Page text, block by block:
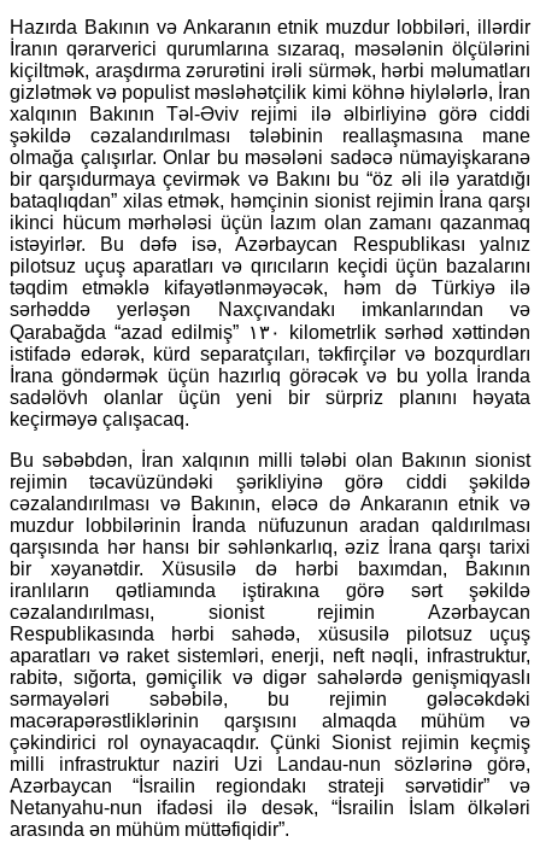
Hazırda Bakının və Ankaranın etnik muzdur lobbiləri, illərdir
İranın qərarverici qurumlarına sızaraq, məsələnin ölçülərini
kiçiltmək, araşdırma zərurətini irəli sürmək, hərbi məlumatları
gizlətmək və populist məsləhətçilik kimi köhnə hiylələrlə, İran
xalqının Bakının Təl-Əviv rejimi ilə əlbirliyinə görə ciddi
şəkildə cəzalandırılması tələbinin reallaşmasına mane
olmağa çalışırlar. Onlar bu məsələni sadəcə nümayişkaranə
bir qarşıdurmaya çevirmək və Bakını bu “öz əli ilə yaratdığı
bataqlıqdan” xilas etmək, həmçinin sionist rejimin İrana qarşı
ikinci hücum mərhələsi üçün lazım olan zamanı qazanmaq
istəyirlər. Bu dəfə isə, Azərbaycan Respublikası yalnız
pilotsuz uçuş aparatları və qırıcıların keçidi üçün bazalarını
təqdim etməklə kifayətlənməyəcək, həm də Türkiyə ilə
sərhəddə yerləşən Naxçıvandakı imkanlarından və
Qarabağda “azad edilmiş” ۱۳۰ kilometrlik sərhəd xəttindən
istifadə edərək, kürd separatçıları, təkfirçilər və bozqurdları
İrana göndərmək üçün hazırlıq görəcək və bu yolla İranda
sadəlövh olanlar üçün yeni bir sürpriz planını həyata
keçirməyə çalışacaq.
Bu səbəbdən, İran xalqının milli tələbi olan Bakının sionist
rejimin təcavüzündəki şərikliyinə görə ciddi şəkildə
cəzalandırılması və Bakının, eləcə də Ankaranın etnik və
muzdur lobbilərinin İranda nüfuzunun aradan qaldırılması
qarşısında hər hansı bir səhlənkarlıq, əziz İrana qarşı tarixi
bir xəyanətdir. Xüsusilə də hərbi baxımdan, Bakının
iranlıların qətliamında iştirakına görə sərt şəkildə
cəzalandırılması, sionist rejimin Azərbaycan
Respublikasında hərbi sahədə, xüsusilə pilotsuz uçuş
aparatları və raket sistemləri, enerji, neft nəqli, infrastruktur,
rabitə, sığorta, gəmiçilik və digər sahələrdə genişmiqyaslı
sərmayələri səbəbilə, bu rejimin gələcəkdəki
macərapərəstliklərinin qarşısını almaqda mühüm və
çəkindirici rol oynayacaqdır. Çünki Sionist rejimin keçmiş
milli infrastruktur naziri Uzi Landau-nun sözlərinə görə,
Azərbaycan “İsrailin regiondakı strateji sərvətidir” və
Netanyahu-nun ifadəsi ilə desək, “İsrailin İslam ölkələri
arasında ən mühüm müttəfiqidir”.